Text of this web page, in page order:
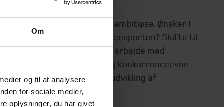
Om
og til at analysere
for sociale medier,
oplysninger, du har givet
skal være realistiske, men ambitiøse. Ønsker I
udledningen? Optimere transporten? Skifte til
materialer? Eller måske arbejde med
Bæredygtig konkurrenceevne
sætte ambitiøse mål for udvikling af
arbejdskraft.